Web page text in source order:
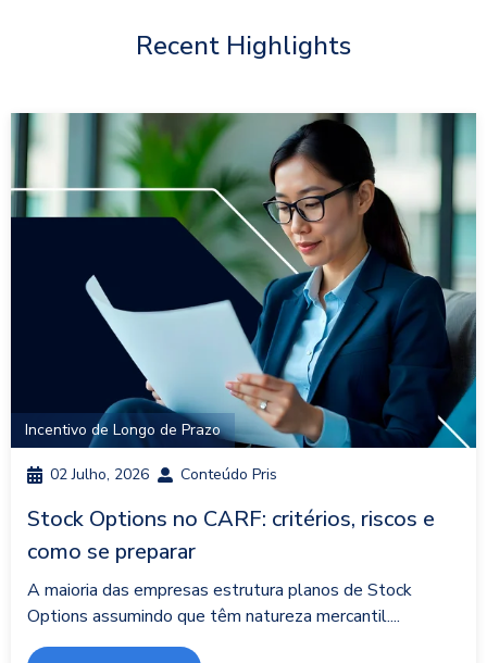
Recent Highlights
Incentivo de Longo de Prazo
02 Julho, 2026 Conteúdo Pris
Stock Options no CARF: critérios, riscos e
como se preparar
A maioria das empresas estrutura planos de Stock
Options assumindo que têm natureza mercantil....